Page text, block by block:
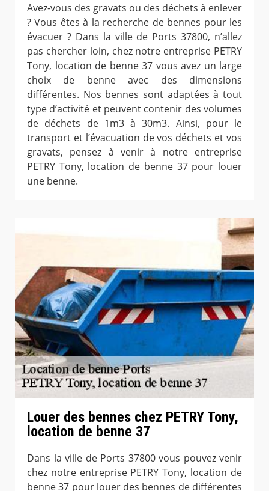
Avez-vous des gravats ou des déchets à enlever
? Vous êtes à la recherche de bennes pour les
évacuer ? Dans la ville de Ports 37800, n’allez
pas chercher loin, chez notre entreprise PETRY
Tony, location de benne 37 vous avez un large
choix de benne avec des dimensions
différentes. Nos bennes sont adaptées à tout
type d’activité et peuvent contenir des volumes
de déchets de 1m3 à 30m3. Ainsi, pour le
transport et l’évacuation de vos déchets et vos
gravats, pensez à venir à notre entreprise
PETRY Tony, location de benne 37 pour louer
une benne.
Louer des bennes chez PETRY Tony,
location de benne 37
Dans la ville de Ports 37800 vous pouvez venir
chez notre entreprise PETRY Tony, location de
benne 37 pour louer des bennes de différentes